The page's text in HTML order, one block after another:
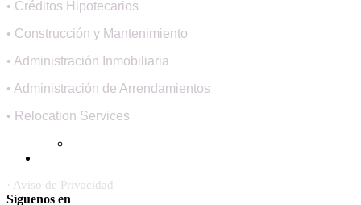
• Créditos Hipotecarios
• Construcción y Mantenimiento
• Administración Inmobiliaria
• Administración de Arrendamientos
• Relocation Services
· Aviso de Privacidad
Síguenos en